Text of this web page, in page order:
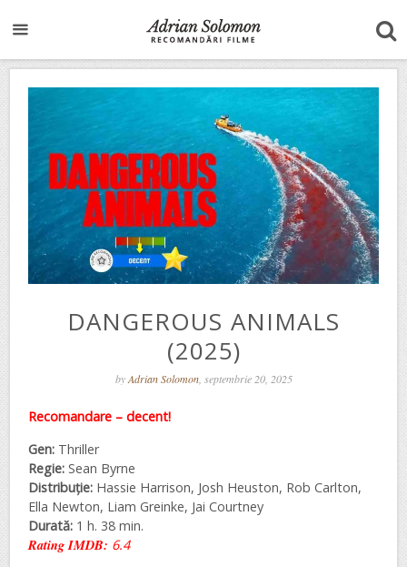
DANGEROUS ANIMALS
(2025)
byAdrian Solomon, septembrie 20, 2025
Recomandare – decent!
Gen: Thriller
Regie: Sean Byrne
Distribuție: Hassie Harrison, Josh Heuston, Rob Carlton,
Ella Newton, Liam Greinke, Jai Courtney
Durată: 1 h. 38 min.
Rating IMDB: 6.4